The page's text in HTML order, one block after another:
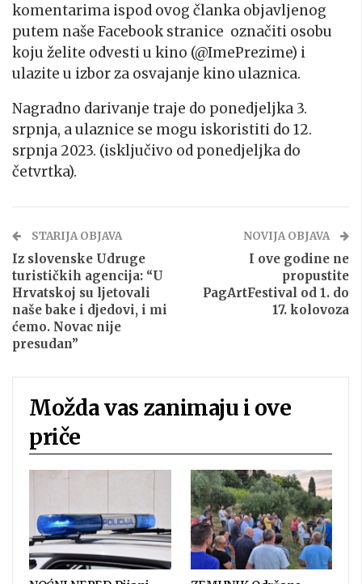
komentarima ispod ovog članka objavljenog
putem naše Facebook stranice označiti osobu
koju želite odvesti u kino (@ImePrezime) i
ulazite u izbor za osvajanje kino ulaznica.
Nagradno darivanje traje do ponedjeljka 3.
srpnja, a ulaznice se mogu iskoristiti do 12.
srpnja 2023. (isključivo od ponedjeljka do
četvrtka).
STARIJA OBJAVA
Iz slovenske Udruge
turističkih agencija: “U
Hrvatskoj su ljetovali
naše bake i djedovi, i mi
ćemo. Novac nije
presudan”
NOVIJA OBJAVA
I ove godine ne
propustite
PagArtFestival od 1. do
17. kolovoza
Možda vas zanimaju i ove
priče